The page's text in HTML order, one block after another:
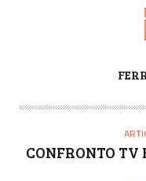
T
RCONFRONTO